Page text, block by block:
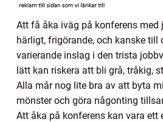
Att få åka iväg på konferens med
härligt, frigörande, och kanske till
varierande inslag i den trista
lätt kan riskera att bli grå, tråkig,
Alla mår nog lite bra av att byta
mönster och göra någonting
Att åka på konferens kan vara ett